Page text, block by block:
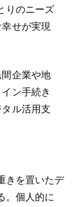
りのニーズ
せが実現
間企業や地
ン手続き
ル活用支
きを置いたデ
。個人的に